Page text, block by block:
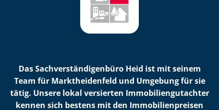
Das Sach­ver­stän­di­gen­bü­ro Heid ist mit seinem
Team für Marktheidenfeld und Umgebung für sie
tätig. Unsere lokal versierten Im­mo­bi­li­en­gut­ach­ter
kennen sich bestens mit den Im­mo­bi­li­en­prei­sen